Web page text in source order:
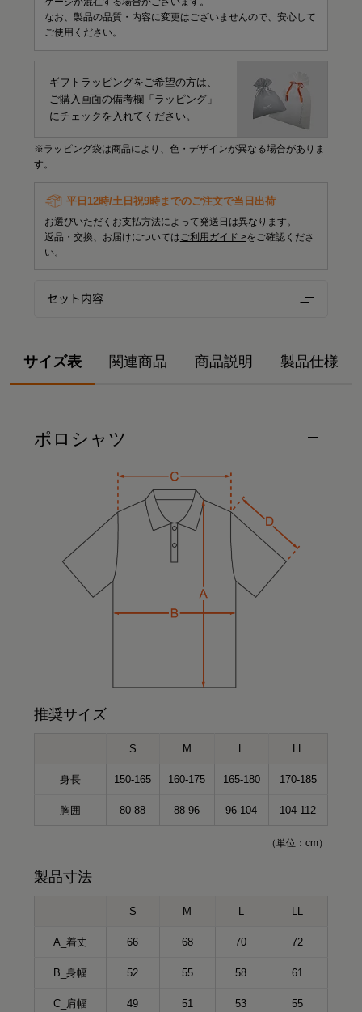
なお、製品の品質・内容に変更はございませんので、安心して
ご使用ください。
ギフトラッピングをご希望の方は、
ご購入画面の備考欄「ラッピング」
にチェックを入れてください。
※ラッピング袋は商品により、色・デザインが異なる場合がありま
す。
平日12時/土日祝9時までのご注文で当日出荷
お選びいただくお支払方法によって発送日は異なります。
返品・交換、お届けについては ご利用ガイド >をご確認くださ
い。
セット内容
サイズ表 関連商品 商品説明 製品仕様
ポロシャツ
推奨サイズ
S M L LL
身長 150-165 160-175 165-180 170-185
胸囲 80-88 88-96 96-104 104-112
（単位：cm）
製品寸法
S M L LL
A_着丈 66 68 70 72
B_身幅 52 55 58 61
C_肩幅 49 51 53 55